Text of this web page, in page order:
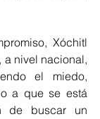
Xóchitl
a nivel nacional,
el miedo,
a que se está
de buscar un